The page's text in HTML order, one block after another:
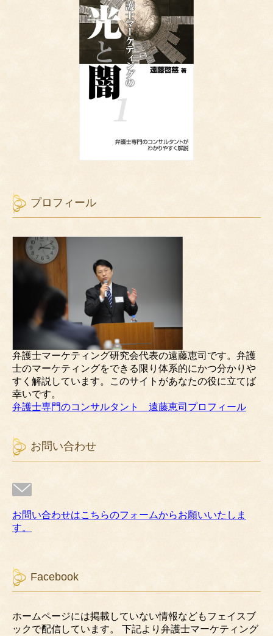
プロフィール
弁護士マーケティング研究会代表の遠藤恵司です。弁護
士のマーケティングをできる限り体系的にかつ分かりや
すく解説しています。このサイトがあなたの役に立てば
幸いです。
弁護士専門のコンサルタント 遠藤恵司プロフィール
お問い合わせ
お問い合わせはこちらのフォームからお願いいたしま
す。
Facebook
ホームページには掲載していない情報などもフェイスブ
ックで配信しています。 下記より弁護士マーケティング